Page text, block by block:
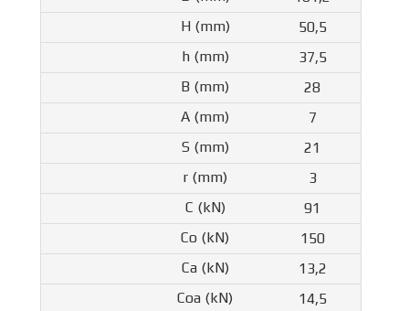
50,5
37,5
28
7
21
3
91
150
13,2
14,5